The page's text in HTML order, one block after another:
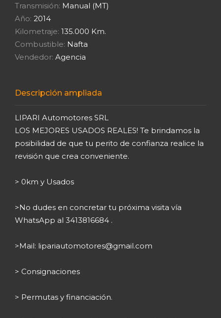
Transmisión: Manual (MT)
Año: 2014
Kilometraje: 135.000 Km.
Combustible: Nafta
Vendedor: Agencia
Descripción ampliada
LIPARI Automotores SRL
LOS MEJORES USADOS REALES! Te brindamos la
posibilidad de que tu perito de confianza realice la
revisión que crea conveniente.
> 0km y Usados
>No dudes en concretar tu próxima visita vía
WhatsApp al 3413816684 .
>Mail: lipariautomotores@gmail.com
> Consignaciones
> Permutas y financiación.